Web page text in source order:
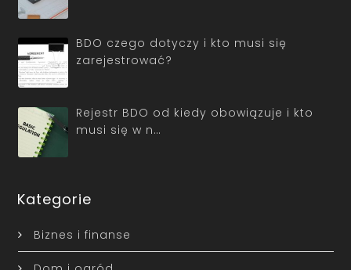
BDO czego dotyczy i kto musi się
zarejestrować?
Rejestr BDO od kiedy obowiązuje i kto
musi się w n…
Kategorie
Biznes i finanse